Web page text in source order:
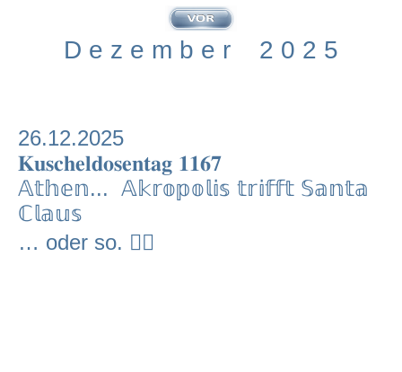
D e z e m b e r 2 0 2 5
26.12.2025
𝐊𝐮𝐬𝐜𝐡𝐞𝐥𝐝𝐨𝐬𝐞𝐧𝐭𝐚𝐠 𝟏𝟏𝟔𝟕
𝔸𝕥𝕙𝕖𝕟... 𝔸𝕜𝕣𝕠𝕡𝕠𝕝𝕚𝕤 𝕥𝕣𝕚𝕗𝕗𝕥 𝕊𝕒𝕟𝕥𝕒
ℂ𝕝𝕒𝕦𝕤
… oder so. 🤷‍♂️